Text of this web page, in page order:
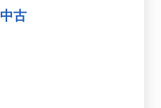
古